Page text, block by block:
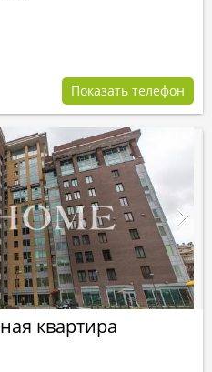
Показать телефон
квартира